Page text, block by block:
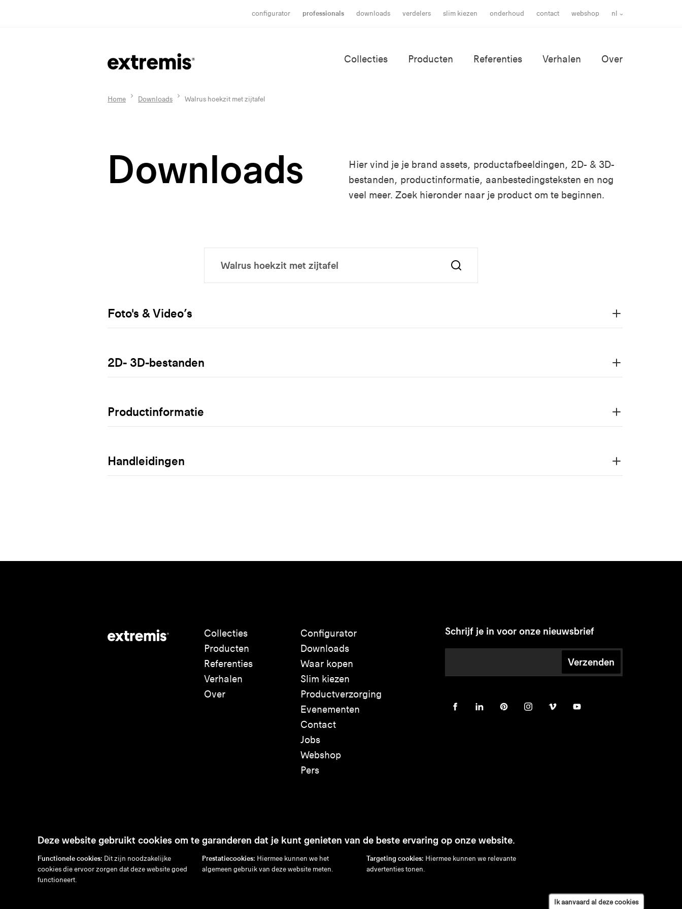
configurator professionals downloads verdelers slim kiezen onderhoud contact webshop nl
Collecties Producten Referenties Verhalen Over
Home Downloads Walrus hoekzit met zijtafel
Downloads
Hier vind je je brand assets, productafbeeldingen, 2D- & 3D-
bestanden, productinformatie, aanbestedingsteksten en nog
veel meer. Zoek hieronder naar je product om te beginnen.
Foto's & Video’s
2D- 3D-bestanden
Productinformatie
Handleidingen
Collecties
Producten
Referenties
Verhalen
Over
Configurator
Downloads
Waar kopen
Slim kiezen
Productverzorging
Evenementen
Contact
Jobs
Webshop
Pers
Schrijf je in voor onze nieuwsbrief
Verzenden
en/nl/fr/ de Disclaimer Privacybeleid Cookiebeleid
Deze website gebruikt cookies om te garanderen dat je kunt genieten van de beste ervaring op onze website.
Functionele cookies: Dit zijn noodzakelijke
cookies die ervoor zorgen dat deze website goed
functioneert.
Prestatiecookies: Hiermee kunnen we het
algemeen gebruik van deze website meten.
Targeting cookies: Hiermee kunnen we relevante
advertenties tonen.
Ik aanvaard al deze cookies